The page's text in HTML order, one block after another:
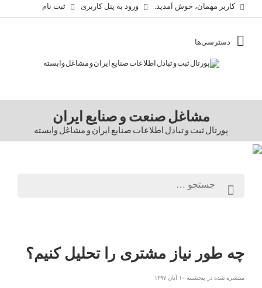
کاربر مهمان، خوش آمدید. ورود به پنل کاربری ثبت نام
مشاغل صنعت و صنایع ایران
پورتال ثبت و تبادل اطلاعات صنایع ایران و مشاغل وابسته
چه طور نیاز مشتری را تحلیل کنیم؟
منتشره شده در پنجشنبه ۱۰ آبان ۱۳۹۷